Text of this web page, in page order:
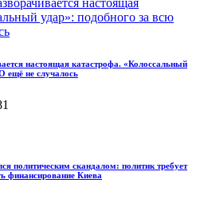
настоящая катастрофа. «Колоссальный
ещё не случалось
политическим скандалом: политик требует
финансирование Киева